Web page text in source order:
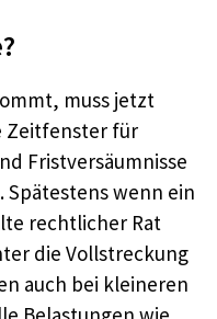
muss jetzt
Zeitfenster für
Fristversäumnisse
wenn ein
rechtlicher Rat
die Vollstreckung
auch bei kleineren